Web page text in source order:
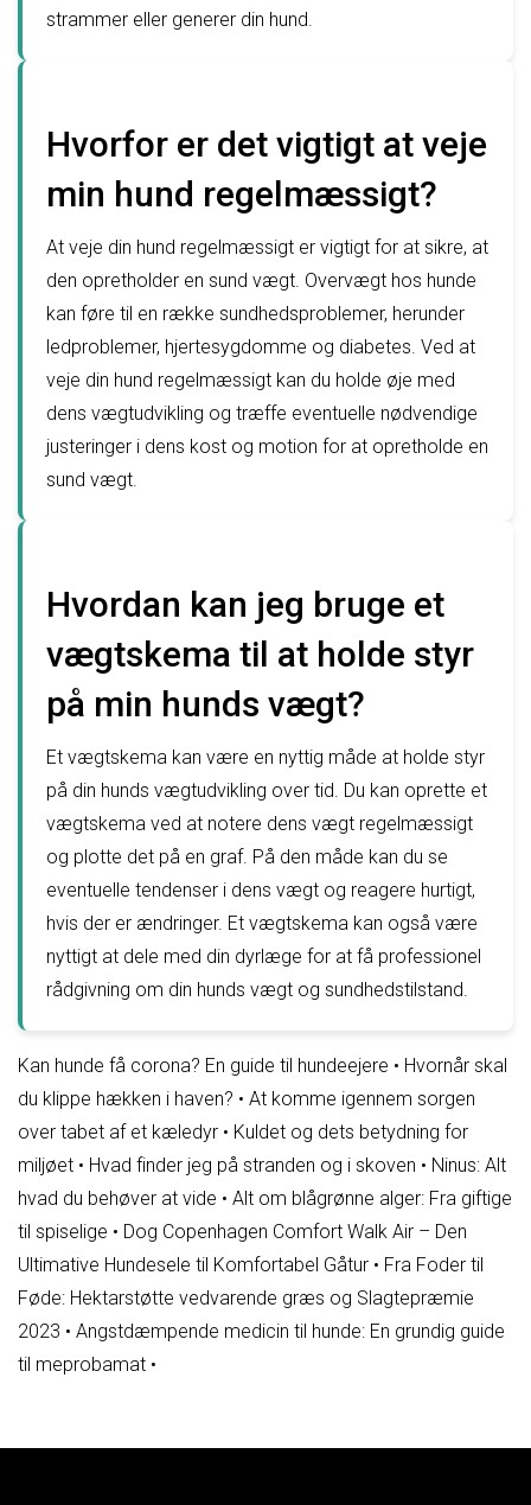
strammer eller generer din hund.
Hvorfor er det vigtigt at veje
min hund regelmæssigt?
At veje din hund regelmæssigt er vigtigt for at sikre, at
den opretholder en sund vægt. Overvægt hos hunde
kan føre til en række sundhedsproblemer, herunder
ledproblemer, hjertesygdomme og diabetes. Ved at
veje din hund regelmæssigt kan du holde øje med
dens vægtudvikling og træffe eventuelle nødvendige
justeringer i dens kost og motion for at opretholde en
sund vægt.
Hvordan kan jeg bruge et
vægtskema til at holde styr
på min hunds vægt?
Et vægtskema kan være en nyttig måde at holde styr
på din hunds vægtudvikling over tid. Du kan oprette et
vægtskema ved at notere dens vægt regelmæssigt
og plotte det på en graf. På den måde kan du se
eventuelle tendenser i dens vægt og reagere hurtigt,
hvis der er ændringer. Et vægtskema kan også være
nyttigt at dele med din dyrlæge for at få professionel
rådgivning om din hunds vægt og sundhedstilstand.
Kan hunde få corona? En guide til hundeejere • Hvornår skal
du klippe hækken i haven? • At komme igennem sorgen
over tabet af et kæledyr • Kuldet og dets betydning for
miljøet • Hvad finder jeg på stranden og i skoven • Ninus: Alt
hvad du behøver at vide • Alt om blågrønne alger: Fra giftige
til spiselige • Dog Copenhagen Comfort Walk Air – Den
Ultimative Hundesele til Komfortabel Gåtur • Fra Foder til
Føde: Hektarstøtte vedvarende græs og Slagtepræmie
2023 • Angstdæmpende medicin til hunde: En grundig guide
til meprobamat •